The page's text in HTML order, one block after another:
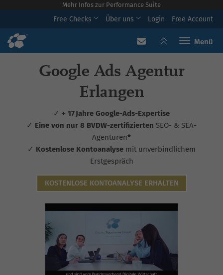
Mehr Infos zur Performance Suite
Free Checks Über uns Login Free Account
Toggle
Google Ads Agentur
Erlangen
✓ + 17 Jahre Google-Ads-Expertise
✓ Eine von nur 8 BVDW-zertifizierten SEO- & SEA-
Agenturen*
✓ Kostenlose Kontoanalyse mit unverbindlichem
Erstgespräch
KOSTENLOSE KONTOANALYSE ERHALTEN